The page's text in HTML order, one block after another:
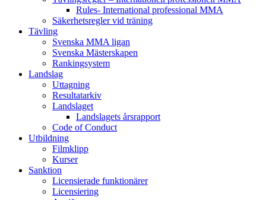
Rules- International professional MMA
Säkerhetsregler vid träning
Tävling
Svenska MMA ligan
Svenska Mästerskapen
Rankingsystem
Landslag
Uttagning
Resultatarkiv
Landslaget
Landslagets årsrapport
Code of Conduct
Utbildning
Filmklipp
Kurser
Sanktion
Licensierade funktionärer
Licensiering